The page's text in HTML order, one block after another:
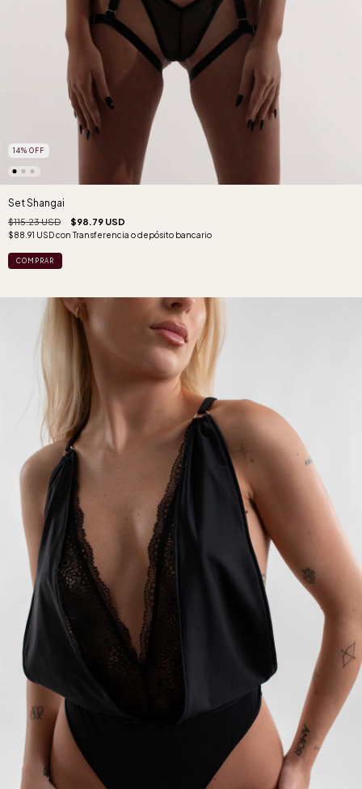
14% OFF
Set Shangai
$115.23 USD $98.79 USD
$88.91 USDcon Transferencia o depósito bancario
COMPRAR